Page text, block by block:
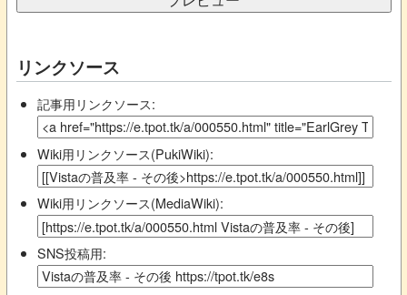
リンクソース
記事用リンクソース:
Wiki用リンクソース(PukiWiki):
Wiki用リンクソース(MediaWiki):
SNS投稿用: